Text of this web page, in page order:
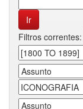
Filtros correntes: